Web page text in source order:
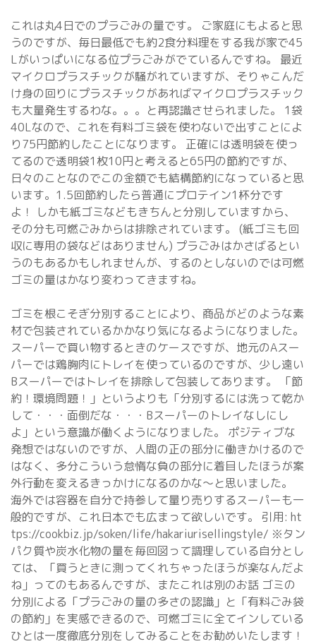
これは丸4日でのプラごみの量です。 ご家庭にもよると思
うのですが、毎日最低でも約2食分料理をする我が家で45
Lがいっぱいになる位プラごみがでているんですね。 最近
マイクロプラスチックが騒がれていますが、そりゃこんだ
け身の回りにプラスチックがあればマイクロプラスチック
も大量発生するわな。。。と再認識させられました。 1袋
40Lなので、これを有料ゴミ袋を使わないで出すことによ
り75円節約したことになります。 正確には透明袋を使っ
てるので透明袋1枚10円と考えると65円の節約ですが、
日々のことなのでこの金額でも結構節約になっていると思
います。1.5回節約したら普通にプロテイン1杯分です
よ！ しかも紙ゴミなどもきちんと分別していますから、
その分も可燃ごみからは排除されています。 (紙ゴミも回
収に専用の袋などはありません) プラごみはかさばるとい
うのもあるかもしれませんが、するのとしないのでは可燃
ゴミの量はかなり変わってきますね。
ゴミを根こそぎ分別することにより、商品がどのような素
材で包装されているかかなり気になるようになりました。
スーパーで買い物するときのケースですが、地元のAスー
パーでは鶏胸肉にトレイを使っているのですが、少し遠い
Bスーパーではトレイを排除して包装してあります。 「節
約！環境問題！」というよりも「分別するには洗って乾か
して・・・面倒だな・・・Bスーパーのトレイなしにし
よ」という意識が働くようになりました。 ポジティブな
発想ではないのですが、人間の正の部分に働きかけるので
はなく、多分こういう怠惰な負の部分に着目したほうが案
外行動を変えるきっかけになるのかな〜と思いました。
海外では容器を自分で持参して量り売りするスーパーも一
般的ですが、これ日本でも広まって欲しいです。 引用: ht
tps://cookbiz.jp/soken/life/hakariurisellingstyle/ ※タン
パク質や炭水化物の量を毎回図って調理している自分とし
ては、「買うときに測ってくれちゃったほうが楽なんだよ
ね」ってのもあるんですが、またこれは別のお話 ゴミの
分別による「プラごみの量の多さの認識」と「有料ごみ袋
の節約」を実感できるので、可燃ゴミに全てインしている
ひとは一度徹底分別をしてみることをお勧めいたします！